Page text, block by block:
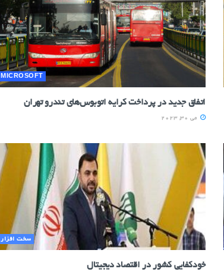
MICROSOFT
اتفاق جدید در پرداخت کرایه اتوبوس‌های تندرو تهران
می 30, 2023
سخت افزار
خودکفايي کشور در اقتصاد ديجيتال